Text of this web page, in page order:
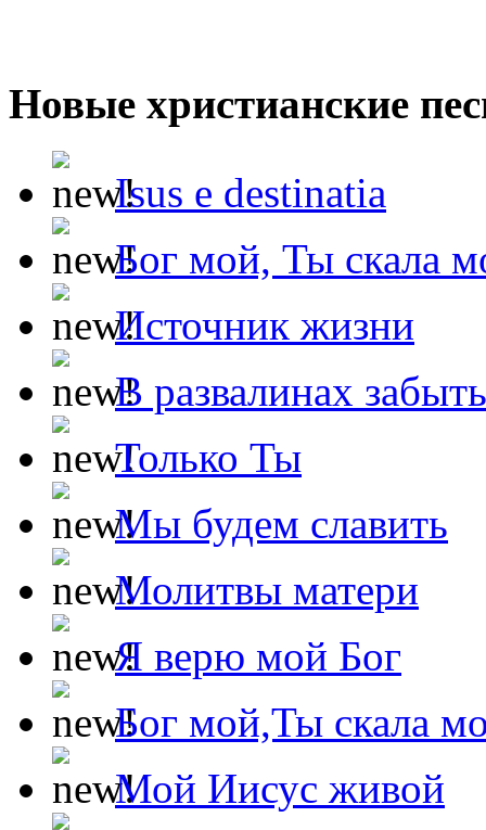
Новые христианские
Isus e destinatia
Бог мой, Ты скала
Источник жизни
В развалинах
Только Ты
Мы будем славить
Молитвы матери
Я верю мой Бог
Бог мой,Ты скала
Мой Иисус живой